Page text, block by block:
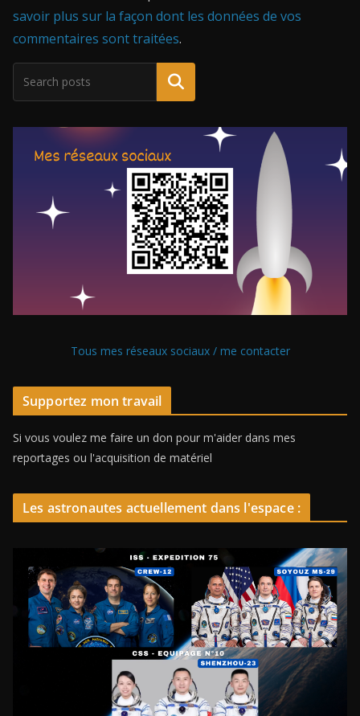
savoir plus sur la façon dont les données de vos
commentaires sont traitées.
Tous mes réseaux sociaux / me contacter
Supportez mon travail
Si vous voulez me faire un don pour m'aider dans mes
reportages ou l'acquisition de matériel
Les astronautes actuellement dans l'espace :